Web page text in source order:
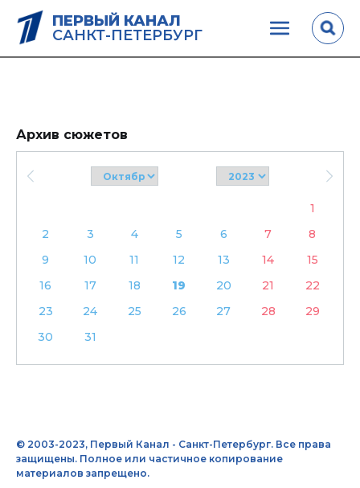
ПЕРВЫЙ КАНАЛ
САНКТ-ПЕТЕРБУРГ
Архив сюжетов
1
2
3 4 5 6 7
8
9
10 11 12 13 14
15
16
17 18 19 20 21
22
23
24 25 26 27 28
29
30
31
© 2003-2023, Первый Канал - Санкт-Петербург. Все права
защищены. Полное или частичное копирование
материалов запрещено.